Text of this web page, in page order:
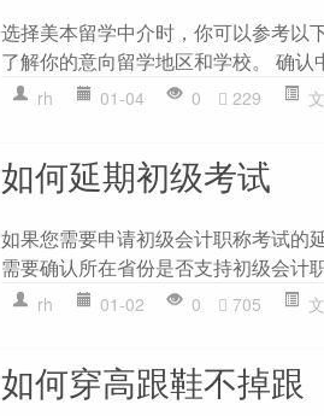
选择美本留学中介时，你可以参考以
了解你的意向留学地区和学校。 确认
rh 01-04 0 229
如何延期初级考试
如果您需要申请初级会计职称考试的
需要确认所在省份是否支持初级会计
rh 01-02 0 705
如何穿高跟鞋不掉跟